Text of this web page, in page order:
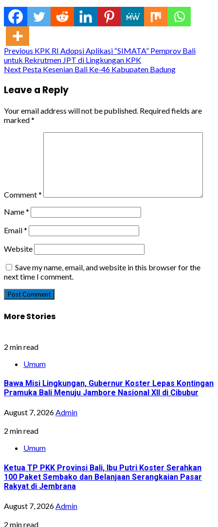
Continue
Reading
Previous KPK RI Adopsi Aplikasi “SIMATA” Pemprov Bali
untuk Rekrutmen JPT di Lingkungan KPK
Next Pesta Kesenian Bali Ke-46 Kabupaten Badung
Leave a Reply
Your email address will not be published. Required fields are
marked*
Comment*
Name*
Email*
Website
Save my name, email, and website in this browser for the
next time I comment.
More Stories
2 min read
Umum
Bawa Misi Lingkungan, Gubernur Koster Lepas Kontingan
Pramuka Bali Menuju Jambore Nasional XII di Cibubur
August 7, 2026Admin
2 min read
Umum
Ketua TP PKK Provinsi Bali, Ibu Putri Koster Serahkan
100 Paket Sembako dan Belanjaan Serangkaian Pasar
Rakyat di Jembrana
August 7, 2026Admin
2 min read